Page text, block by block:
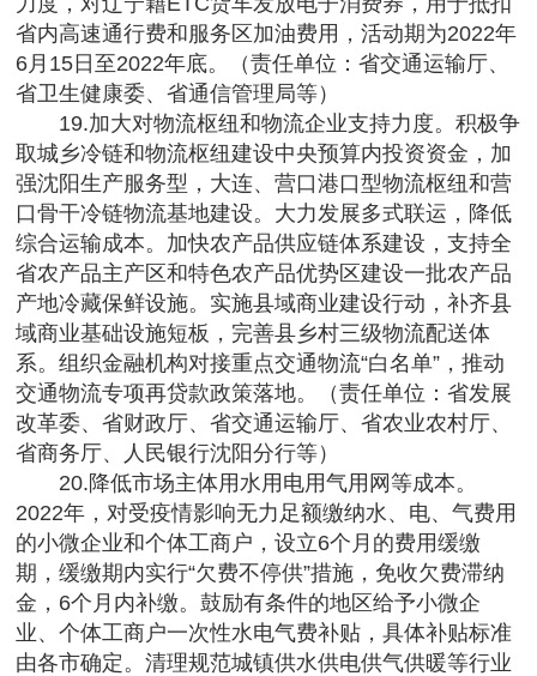
省内高速通行费和服务区加油费用，活动期为2022年
6月15日至2022年底。（责任单位：省交通运输厅、
省卫生健康委、省通信管理局等）
19.加大对物流枢纽和物流企业支持力度。积极争
取城乡冷链和物流枢纽建设中央预算内投资资金，加
强沈阳生产服务型，大连、营口港口型物流枢纽和营
口骨干冷链物流基地建设。大力发展多式联运，降低
综合运输成本。加快农产品供应链体系建设，支持全
省农产品主产区和特色农产品优势区建设一批农产品
产地冷藏保鲜设施。实施县域商业建设行动，补齐县
域商业基础设施短板，完善县乡村三级物流配送体
系。组织金融机构对接重点交通物流“白名单”，推动
交通物流专项再贷款政策落地。（责任单位：省发展
改革委、省财政厅、省交通运输厅、省农业农村厅、
省商务厅、人民银行沈阳分行等）
20.降低市场主体用水用电用气用网等成本。
2022年，对受疫情影响无力足额缴纳水、电、气费用
的小微企业和个体工商户，设立6个月的费用缓缴
期，缓缴期内实行“欠费不停供”措施，免收欠费滞纳
金，6个月内补缴。鼓励有条件的地区给予小微企
业、个体工商户一次性水电气费补贴，具体补贴标准
由各市确定。清理规范城镇供水供电供气供暖等行业